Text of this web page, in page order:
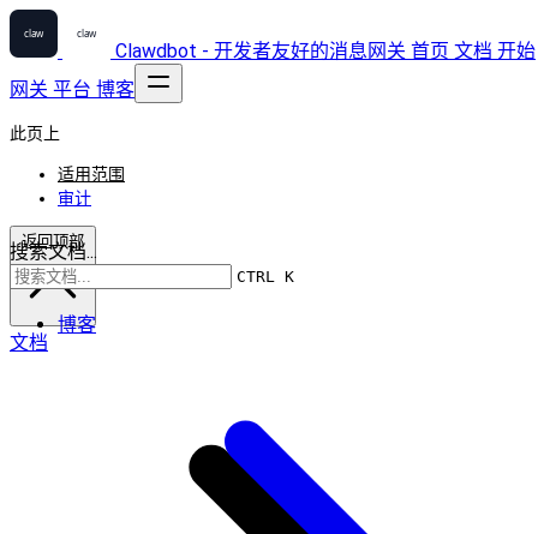
Clawdbot - 开发者友好的消息网关 首页 文档 开始
网关 平台 博客
搜索文档...
CTRL K
博客
此页上
适用范围
审计
返回顶部
文档